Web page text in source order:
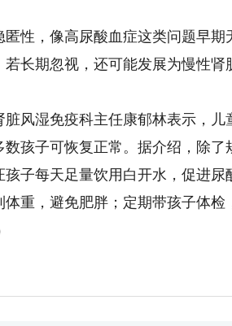
，像高尿酸血症这类问题早期
长期忽视，还可能发展为慢性肾
湿免疫科主任康郁林表示，儿
孩子可恢复正常。据介绍，除了
子每天足量饮用白开水，促进尿
重，避免肥胖；定期带孩子体检